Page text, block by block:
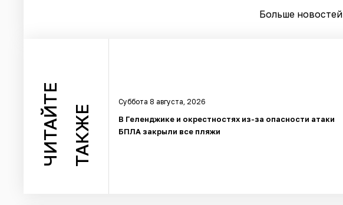
Больше новостей
ЧИТАЙТЕ ТАКЖЕ
Суббота 8 августа, 2026
В Геленджике и окрестностях из-за опасности атаки
БПЛА закрыли все пляжи